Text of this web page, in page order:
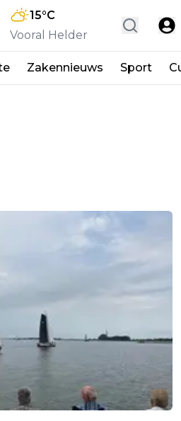
15°C
Vooral Helder
Zakennieuws Sport